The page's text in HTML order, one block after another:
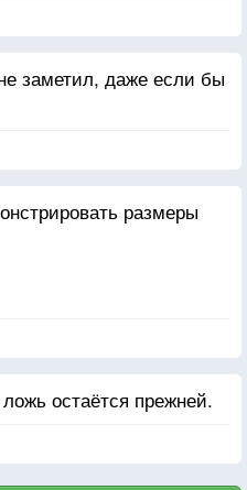
домой первым
заметил, даже если бы
размеры
остаётся прежней.